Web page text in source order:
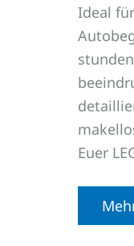
Ideal
Euer